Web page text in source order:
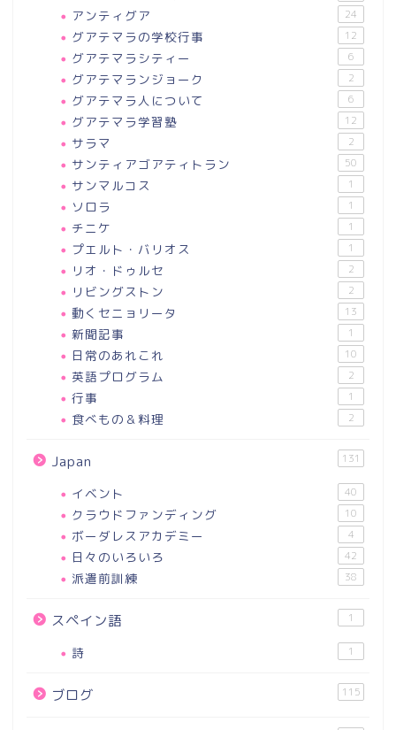
アンティグア
24
グアテマラの学校行事 12
グアテマラシティー 6
グアテマランジョーク 2
グアテマラ人について 6
グアテマラ学習塾 12
サラマ 2
サンティアゴアティトラン 50
サンマルコス 1
ソロラ 1
チニケ 1
プエルト・バリオス 1
リオ・ドゥルセ 2
リビングストン 2
動くセニョリータ 13
新聞記事 1
日常のあれこれ 10
英語プログラム 2
行事 1
食べもの＆料理 2
Japan 131
イベント 40
クラウドファンディング 10
ボーダレスアカデミー 4
日々のいろいろ 42
派遣前訓練 38
スペイン語 1
詩 1
ブログ 115